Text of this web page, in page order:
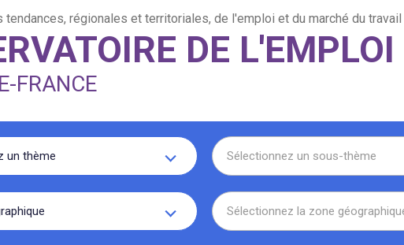
tendances, régionales et territoriales, de l'emploi et du marché du travail
DE L'EMPLOI
FRANCE
un thème Sélectionnez un sous-thème
Sélectionnez la zone